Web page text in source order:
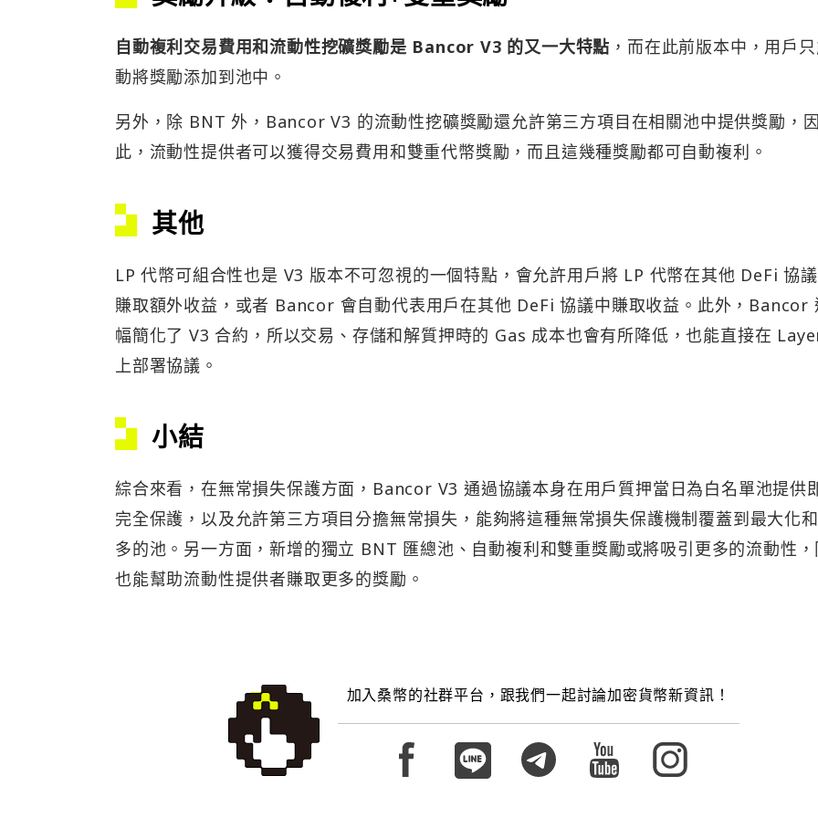
自動複利交易費用和流動性挖礦獎勵是 Bancor V3 的又一大特點 ，而在此前版本中，用戶
動將獎勵添加到池中。
另外，除 BNT 外，Bancor V3 的流動性挖礦獎勵還允許第三方項目在相關池中提供獎勵，因
此，流動性提供者可以獲得交易費用和雙重代幣獎勵，而且這幾種獎勵都可自動複利。
其他
LP 代幣可組合性也是 V3 版本不可忽視的一個特點，會允許用戶將 LP 代幣在其他 DeFi 協
賺取額外收益，或者 Bancor 會自動代表用戶在其他 DeFi 協議中賺取收益。此外，Bancor
幅簡化了 V3 合約，所以交易、存儲和解質押時的 Gas 成本也會有所降低，也能直接在
上部署協議。
小結
綜合來看，在無常損失保護方面，Bancor V3 通過協議本身在用戶質押當日為白名單池提供
完全保護，以及允許第三方項目分擔無常損失，能夠將這種無常損失保護機制覆蓋到最大化
多的池。另一方面，新增的獨立 BNT 匯總池、自動複利和雙重獎勵或將吸引更多的流動性
也能幫助流動性提供者賺取更多的獎勵。
加入桑幣的社群平台，跟我們一起討論加密貨幣新資訊！